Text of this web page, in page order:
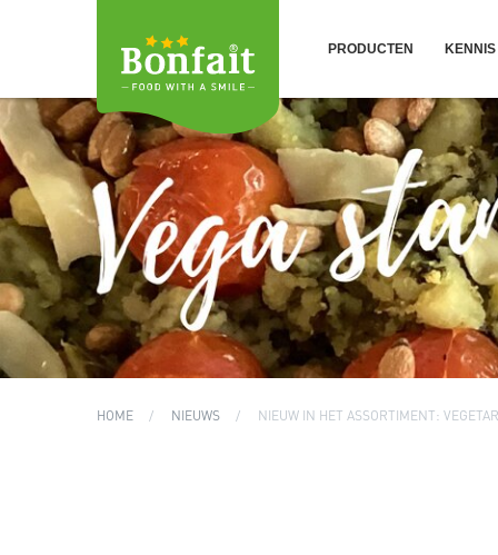
PRODUCTEN
HOME NIEUWS NIEUW IN HET ASSORTIMENT: